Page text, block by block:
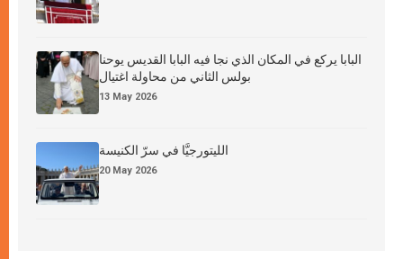
البابا يركع في المكان الذي نجا فيه البابا القديس يوحنا
بولس الثاني من محاولة اغتيال
13 May 2026
الليتورجيَّا في سرّ الكنيسة
20 May 2026